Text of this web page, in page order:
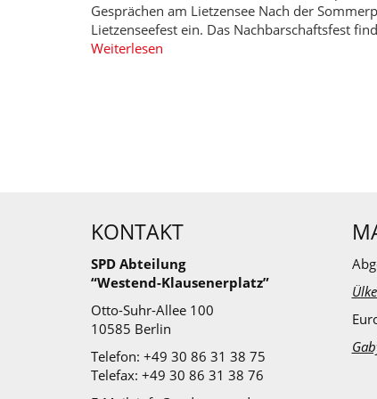
Gesprächen am Lietzensee Nach der
Lietzenseefest ein. Das Nachbarschaftsfest
Weiterlesen
KONTAKT
SPD Abteilung
“Westend-Klausenerplatz”
Otto-Suhr-Allee 100
10585 Berlin
Telefon: +49 30 86 31 38 75
Telefax: +49 30 86 31 38 76